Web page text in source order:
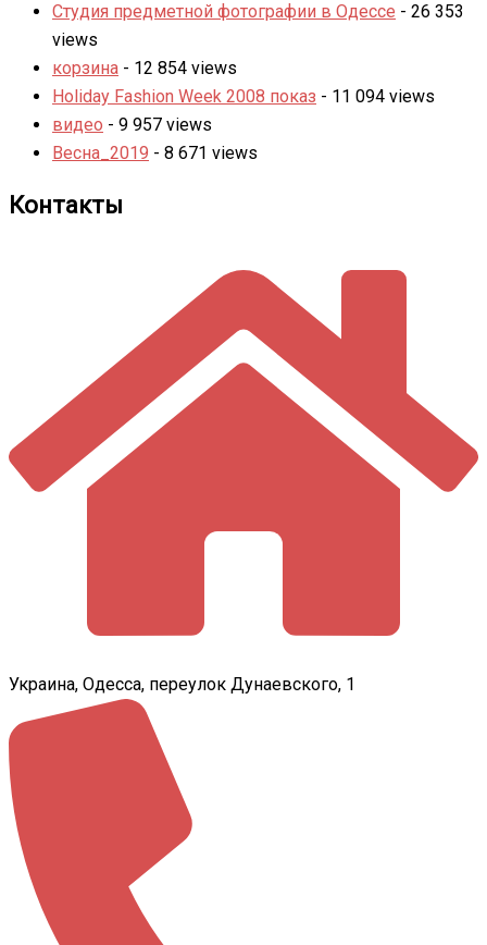
Студия предметной фотографии в Одессе - 26 353
views
корзина - 12 854 views
Holiday Fashion Week 2008 показ - 11 094 views
видео - 9 957 views
Весна_2019 - 8 671 views
Контакты
Украина, Одесса, переулок Дунаевского, 1